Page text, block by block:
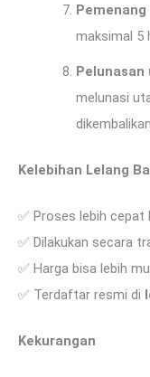
maksimal 5
Pelunasan
melunasi
Kelebihan Lelang
✅ Proses lebih cepat
✅ Dilakukan secara
✅ Harga bisa lebih
✅ Terdaftar resmi di
Kekurangan